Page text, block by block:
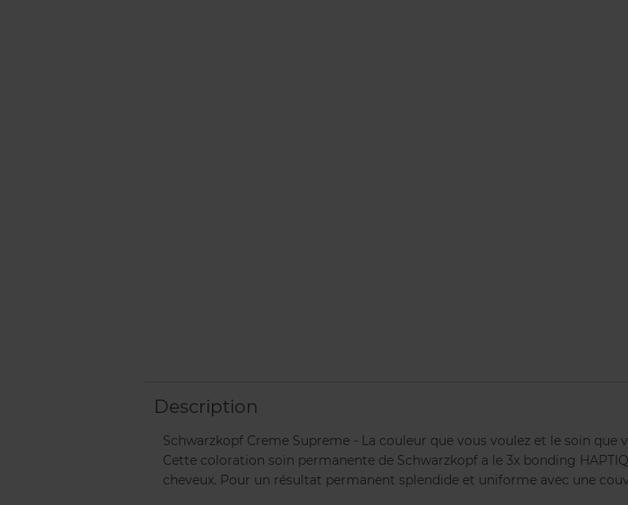
Description
Schwarzkopf Creme Supreme - La couleur que vous voulez et le soin que
Cette coloration soin permanente de Schwarzkopf a le 3x bonding
cheveux. Pour un résultat permanent splendide et uniforme avec une